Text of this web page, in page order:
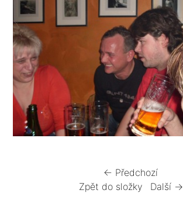
← Předchozí
Zpět do složky
Další →